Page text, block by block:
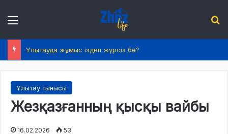
Ұлытауда жұмыс іздеп жүрсіз бе?
Ұлытау тынысы
Жезқазғанның қысқы вайбы
16.02.2026 53